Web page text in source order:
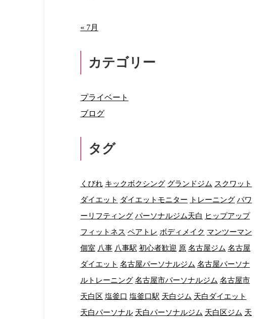
« 7月
カテゴリー
プライベート
ブログ
タグ
くびれ キックボクシング グランドジム スクワット
ダイエット ダイエットモニター トレーニング パワ
ーリフティング パーソナルジム天白 ヒップアップ
フィットネス ペアトレ ボディメイク マンツーマン
個室 八事 八事駅 初心者歓迎 原 名古屋ジム 名古屋
ダイエット 名古屋パーソナルジム 名古屋パーソナ
ルトレーニング 名古屋市パーソナルジム 名古屋市
天白区 塩釜口 塩釜口駅 天白ジム 天白ダイエット
天白パーソナル 天白パーソナルジム 天白区ジム 天